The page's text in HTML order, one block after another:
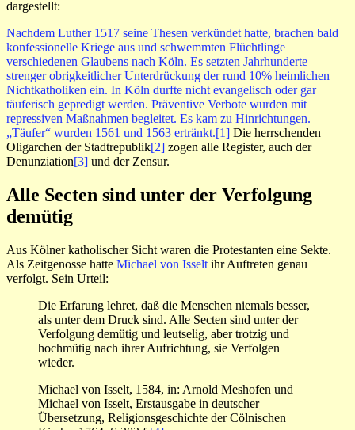
dargestellt:
Nachdem Luther 1517 seine Thesen verkündet hatte, brachen bald
konfessionelle Kriege aus und schwemmten Flüchtlinge
verschiedenen Glaubens nach Köln. Es setzten Jahrhunderte
strenger obrigkeitlicher Unterdrückung der rund 10% heimlichen
Nichtkatholiken ein. In Köln durfte nicht evangelisch oder gar
täuferisch gepredigt werden. Präventive Verbote wurden mit
repressiven Maßnahmen begleitet. Es kam zu Hinrichtungen.
„Täufer“ wurden 1561 und 1563 ertränkt.[1] Die herrschenden
Oligarchen der Stadtrepublik[2] zogen alle Register, auch der
Denunziation[3] und der Zensur.
Alle Secten sind unter der Verfolgung
demütig
Aus Kölner katholischer Sicht waren die Protestanten eine Sekte.
Als Zeitgenosse hatte Michael von Isselt ihr Auftreten genau
verfolgt. Sein Urteil:
Die Erfarung lehret, daß die Menschen niemals besser,
als unter dem Druck sind. Alle Secten sind unter der
Verfolgung demütig und leutselig, aber trotzig und
hochmütig nach ihrer Aufrichtung, sie Verfolgen
wieder.
Michael von Isselt, 1584, in: Arnold Meshofen und
Michael von Isselt, Erstausgabe in deutscher
Übersetzung, Religionsgeschichte der Cölnischen